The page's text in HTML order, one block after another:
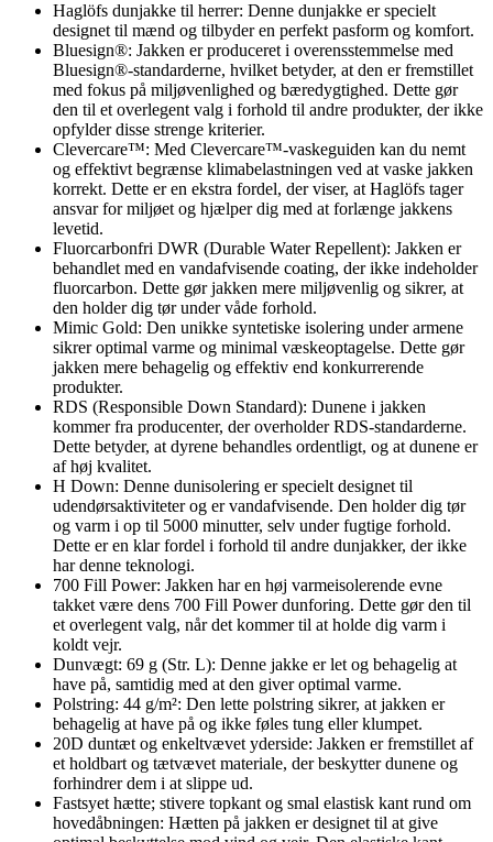
Haglöfs dunjakke til herrer: Denne dunjakke er specielt
designet til mænd og tilbyder en perfekt pasform og komfort.
Bluesign®: Jakken er produceret i overensstemmelse med
Bluesign®-standarderne, hvilket betyder, at den er fremstillet
med fokus på miljøvenlighed og bæredygtighed. Dette gør
den til et overlegent valg i forhold til andre produkter, der ikke
opfylder disse strenge kriterier.
Clevercare™: Med Clevercare™-vaskeguiden kan du nemt
og effektivt begrænse klimabelastningen ved at vaske jakken
korrekt. Dette er en ekstra fordel, der viser, at Haglöfs tager
ansvar for miljøet og hjælper dig med at forlænge jakkens
levetid.
Fluorcarbonfri DWR (Durable Water Repellent): Jakken er
behandlet med en vandafvisende coating, der ikke indeholder
fluorcarbon. Dette gør jakken mere miljøvenlig og sikrer, at
den holder dig tør under våde forhold.
Mimic Gold: Den unikke syntetiske isolering under armene
sikrer optimal varme og minimal væskeoptagelse. Dette gør
jakken mere behagelig og effektiv end konkurrerende
produkter.
RDS (Responsible Down Standard): Dunene i jakken
kommer fra producenter, der overholder RDS-standarderne.
Dette betyder, at dyrene behandles ordentligt, og at dunene er
af høj kvalitet.
H Down: Denne dunisolering er specielt designet til
udendørsaktiviteter og er vandafvisende. Den holder dig tør
og varm i op til 5000 minutter, selv under fugtige forhold.
Dette er en klar fordel i forhold til andre dunjakker, der ikke
har denne teknologi.
700 Fill Power: Jakken har en høj varmeisolerende evne
takket være dens 700 Fill Power dunforing. Dette gør den til
et overlegent valg, når det kommer til at holde dig varm i
koldt vejr.
Dunvægt: 69 g (Str. L): Denne jakke er let og behagelig at
have på, samtidig med at den giver optimal varme.
Polstring: 44 g/m²: Den lette polstring sikrer, at jakken er
behagelig at have på og ikke føles tung eller klumpet.
20D duntæt og enkeltvævet yderside: Jakken er fremstillet af
et holdbart og tætvævet materiale, der beskytter dunene og
forhindrer dem i at slippe ud.
Fastsyet hætte; stivere topkant og smal elastisk kant rund om
hovedåbningen: Hætten på jakken er designet til at give